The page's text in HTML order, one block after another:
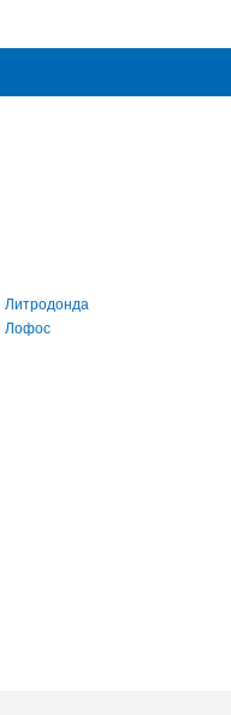
Литродонда
Лофос